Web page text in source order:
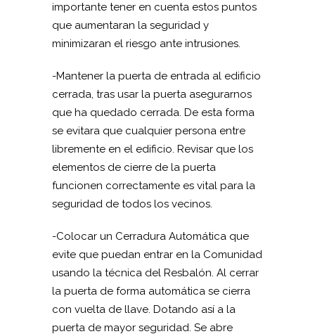
importante tener en cuenta estos puntos
que aumentaran la seguridad y
minimizaran el riesgo ante intrusiones.
-Mantener la puerta de entrada al edificio
cerrada, tras usar la puerta asegurarnos
que ha quedado cerrada. De esta forma
se evitara que cualquier persona entre
libremente en el edificio. Revisar que los
elementos de cierre de la puerta
funcionen correctamente es vital para la
seguridad de todos los vecinos.
-Colocar un Cerradura Automática que
evite que puedan entrar en la Comunidad
usando la técnica del Resbalón. Al cerrar
la puerta de forma automática se cierra
con vuelta de llave. Dotando así a la
puerta de mayor seguridad. Se abre